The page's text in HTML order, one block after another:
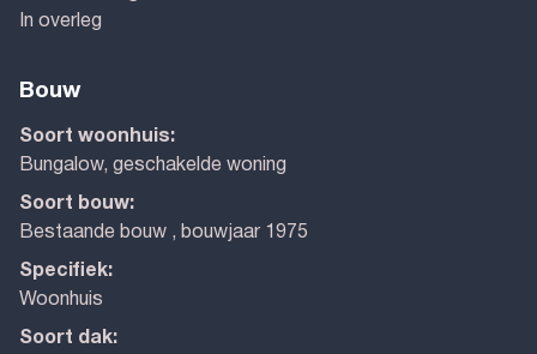
In overleg
Bouw
Soort woonhuis:
Bungalow, geschakelde woning
Soort bouw:
Bestaande bouw , bouwjaar 1975
Specifiek:
Woonhuis
Soort dak: